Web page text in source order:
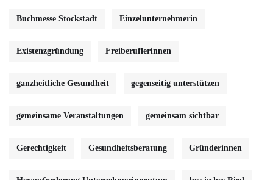
Buchmesse Stockstadt Einzelunternehmerin
Existenzgründung Freiberuflerinnen
ganzheitliche Gesundheit gegenseitig unterstützen
gemeinsame Veranstaltungen gemeinsam sichtbar
Gerechtigkeit Gesundheitsberatung Gründerinnen